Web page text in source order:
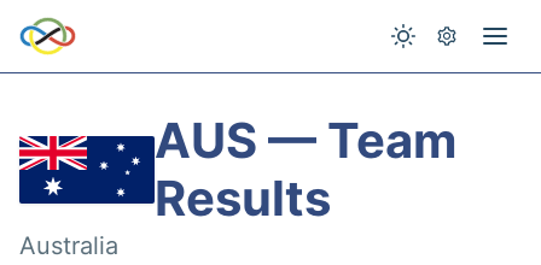
AUS — Team
Results
Australia